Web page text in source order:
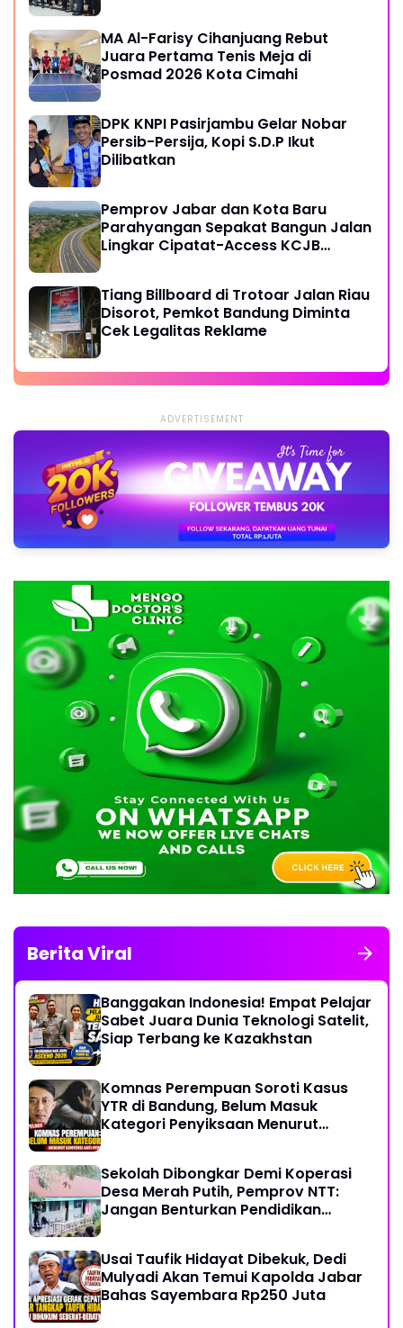
MA Al-Farisy Cihanjuang Rebut
Juara Pertama Tenis Meja di
Posmad 2026 Kota Cimahi
DPK KNPI Pasirjambu Gelar Nobar
Persib-Persija, Kopi S.D.P Ikut
Dilibatkan
Pemprov Jabar dan Kota Baru
Parahyangan Sepakat Bangun Jalan
Lingkar Cipatat-Access KCJB
Tiang Billboard di Trotoar Jalan Riau
Disorot, Pemkot Bandung Diminta
Cek Legalitas Reklame
ADVERTISEMENT
Berita Viral
Banggakan Indonesia! Empat Pelajar
Sabet Juara Dunia Teknologi Satelit,
Siap Terbang ke Kazakhstan
Komnas Perempuan Soroti Kasus
YTR di Bandung, Belum Masuk
Kategori Penyiksaan Menurut
Sekolah Dibongkar Demi Koperasi
Desa Merah Putih, Pemprov NTT:
Jangan Benturkan Pendidikan
Usai Taufik Hidayat Dibekuk, Dedi
Mulyadi Akan Temui Kapolda Jabar
Bahas Sayembara Rp250 Juta